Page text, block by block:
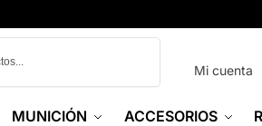
Mi cuenta
MUNICIÓN ACCESORIOS